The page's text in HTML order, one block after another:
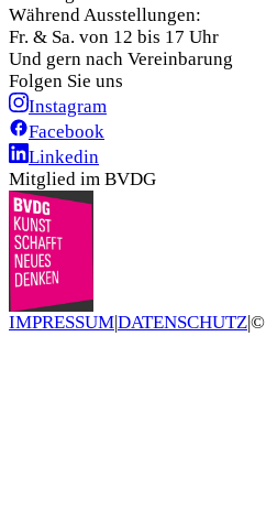
Während Ausstellungen:
Fr. & Sa. von 12 bis 17 Uhr
Und gern nach Vereinbarung
Folgen Sie uns
Instagram
Facebook
Linkedin
Mitglied im BVDG
IMPRESSUM|DATENSCHUTZ|©